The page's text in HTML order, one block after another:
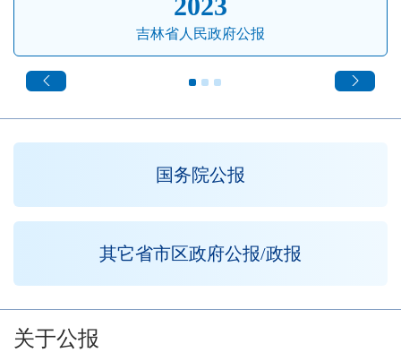
2023
吉林省人民政府公报
国务院公报
其它省市区政府公报/政报
关于公报